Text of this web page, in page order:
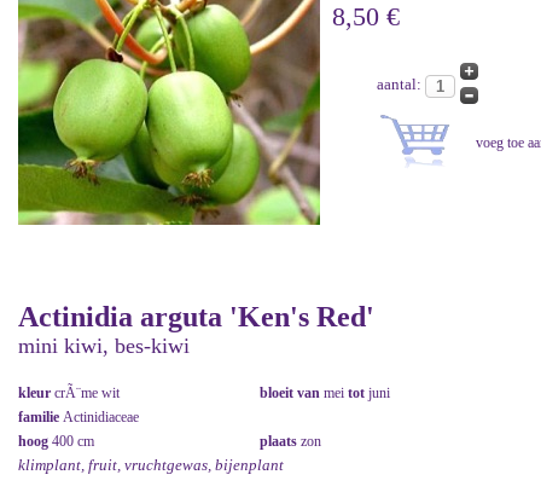
8,50 €
aantal:
Actinidia arguta 'Ken's Red'
mini kiwi, bes-kiwi
kleur crÃ¨me wit bloeit van mei tot juni
familie Actinidiaceae
hoog 400 cm plaats zon
klimplant, fruit, vruchtgewas, bijenplant